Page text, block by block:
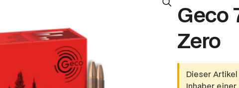
Geco
Zero
Dieser